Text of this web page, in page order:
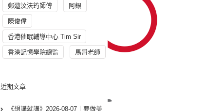
鄭遨汶法筠師傅 阿銀
陳俊偉
香港催眠輔導中心 Tim Sir
香港記憶學院總監 馬哥老師
近期文章
《想講就講》2026-08-07｜要做美